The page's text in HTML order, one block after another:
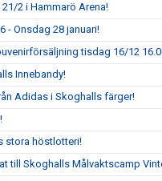
2 i Hammarö Arena!
- Onsdag 28 januari!
tisdag 16/12
Innebandy!
Adidas i Skoghalls färger!
stora höstlotteri!
till Skoghalls Målvaktscamp